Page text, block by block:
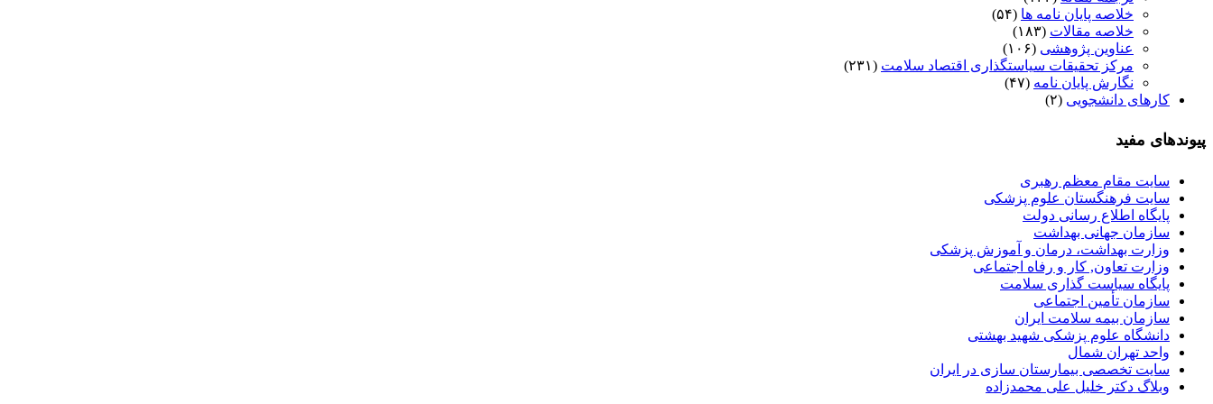
خلاصه پایان نامه ها (۵۴)
خلاصه مقالات (۱۸۳)
عناوین پژوهشی (۱۰۶)
مرکز تحقیقات سیاستگذاری اقتصاد سلامت (۲۳۱)
نگارش پایان نامه (۴۷)
کارهای دانشجویی (۲)
پیوندهای مفید
سایت مقام معظم رهبری
سایت فرهنگستان علوم پزشکی
پایگاه اطلاع رسانی دولت
سازمان جهانی بهداشت
وزارت بهداشت، درمان و آموزش پزشکی
وزارت تعاون, کار و رفاه اجتماعی
پایگاه سیاست گذاری سلامت
سازمان تأمین اجتماعی
سازمان بیمه سلامت ایران
دانشگاه علوم پزشکی شهید بهشتی
واحد تهران شمال
سایت تخصصی بیمارستان سازی در ایران
وبلاگ دکتر خلیل علی محمدزاده